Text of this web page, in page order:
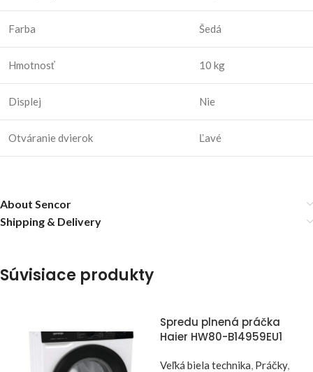
Farba Šedá
Hmotnosť 10 kg
Displej Nie
Otváranie dvierok Ľavé
About Sencor
Shipping & Delivery
Súvisiace produkty
Spredu plnená práčka
Haier HW80-B14959EU1
Veľká biela technika, Práčky,